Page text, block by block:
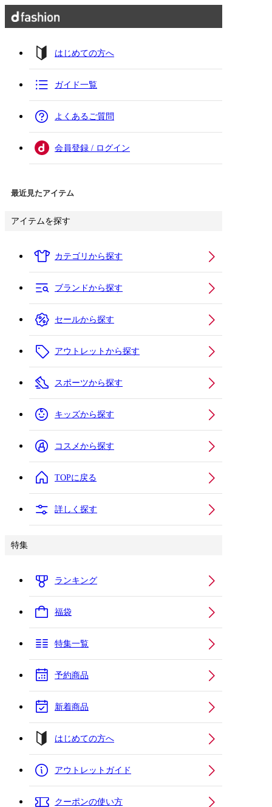
はじめての方へ
ガイド一覧
よくあるご質問
会員登録 / ログイン
最近見たアイテム
アイテムを探す
カテゴリから探す
ブランドから探す
セールから探す
アウトレットから探す
スポーツから探す
キッズから探す
コスメから探す
TOPに戻る
詳しく探す
特集
ランキング
福袋
特集一覧
予約商品
新着商品
はじめての方へ
アウトレットガイド
クーポンの使い方